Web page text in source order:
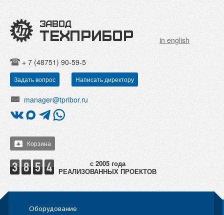
in english
+ 7 (48751) 90-59-5
Задать вопрос Написать директору
manager@tpribor.ru
Корзина
РЕАЛИЗОВАННЫХ ПРОЕКТОВ
Оборудование